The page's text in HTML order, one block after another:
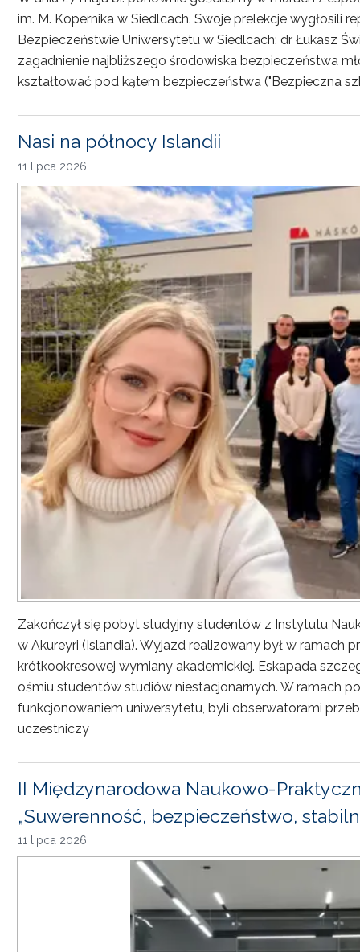
im. M. Kopernika w Siedlcach. Swoje prelekcje wygłosili
Bezpieczeństwie Uniwersytetu w Siedlcach: dr Łukasz
zagadnienie najbliższego środowiska bezpieczeństwa
kształtować pod kątem bezpieczeństwa ("Bezpieczna
Nasi na północy Islandii
11 lipca 2026
Zakończył się pobyt studyjny studentów z Instytutu
w Akureyri (Islandia). Wyjazd realizowany był w ramach
krótkookresowej wymiany akademickiej. Eskapada
ośmiu studentów studiów niestacjonarnych. W ramach
funkcjonowaniem uniwersytetu, byli obserwatorami
uczestniczy
II Międzynarodowa Naukowo-
„Suwerenność, bezpieczeństwo,
11 lipca 2026